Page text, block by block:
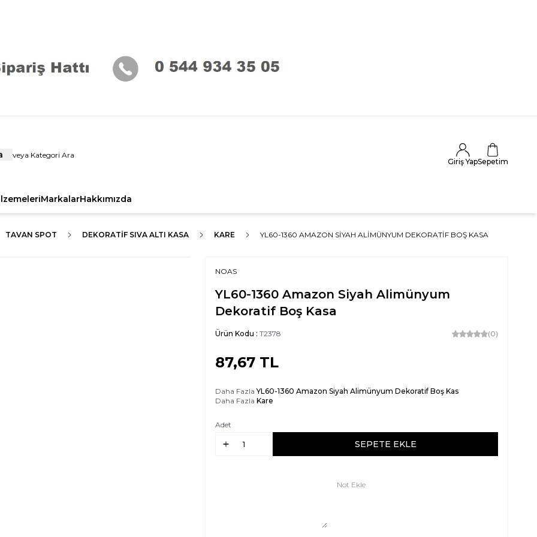
Giriş YapSepetim
MarkalarHakkımızda
TAVAN SPOT DEKORATIF SIVA ALTI KASA KARE YL60-1360 AMAZON SIYAH ALIMÜNYUM DEKORATIF BOŞ KASA
NOAS
YL60-1360 Amazon Siyah Alimünyum
Dekoratif Boş Kasa
Ürün Kodu : T2378 (0)
87,67 TL
Daha FazlaYL60-1360 Amazon Siyah Alimünyum Dekoratif Boş Kas
Daha Fazla Kare
Adet
SEPETE EKLE
Not Ekle